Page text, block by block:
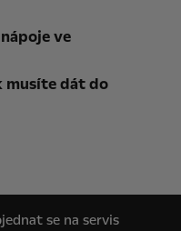
ve
musíte dát do
se na servis